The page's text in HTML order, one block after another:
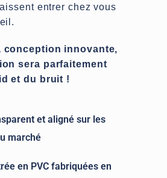
entrer chez vous
conception innovante,
sera parfaitement
et du bruit !
et aligné sur les
marché
en PVC fabriquées en